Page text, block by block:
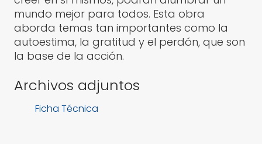
mundo mejor para todos. Esta obra
aborda temas tan importantes como la
autoestima, la gratitud y el perdón, que son
la base de la acción.
Archivos adjuntos
Ficha Técnica